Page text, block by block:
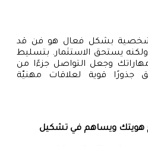
بشكل فعال هو فن قد
يستحق الاستثمار. بتسليط
وجعل التواصل جزءًا من
جذورًا قوية لعلاقات مهنيّة
ويساهم في تشكيل